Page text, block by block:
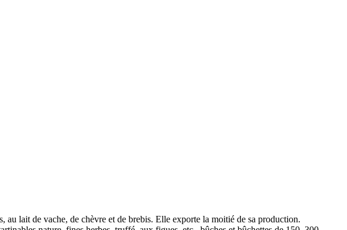
au lait de vache, de chèvre et de brebis. Elle exporte la moitié de sa production.